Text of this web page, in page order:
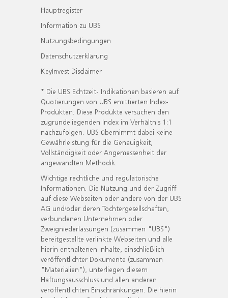
Hauptregister
Information zu UBS
Nutzungsbedingungen
Datenschutzerklärung
KeyInvest Disclaimer
* Die UBS Echtzeit- Indikationen basieren auf
Quotierungen von UBS emittierten Index-
Produkten. Diese Produkte versuchen den
zugrundeliegenden Index im Verhältnis 1:1
nachzufolgen. UBS übernimmt dabei keine
Gewährleistung für die Genauigkeit,
Vollständigkeit oder Angemessenheit der
angewandten Methodik.
Wichtige rechtliche und regulatorische
Informationen. Die Nutzung und der Zugriff
auf diese Webseiten oder andere von der UBS
AG und/oder deren Tochtergesellschaften,
verbundenen Unternehmen oder
Zweigniederlassungen (zusammen "UBS")
bereitgestellte verlinkte Webseiten und alle
hierin enthaltenen Inhalte, einschließlich
veröffentlichter Dokumente (zusammen
"Materialien"), unterliegen diesem
Haftungsausschluss und allen anderen
veröffentlichten Einschränkungen. Die hierin